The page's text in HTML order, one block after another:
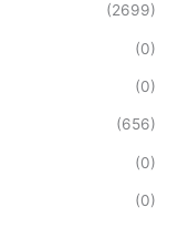
(2699)
(0)
(0)
(656)
(0)
(0)